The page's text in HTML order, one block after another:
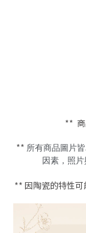
** 商
** 所有商品圖片
因素，照
** 因陶瓷的特性